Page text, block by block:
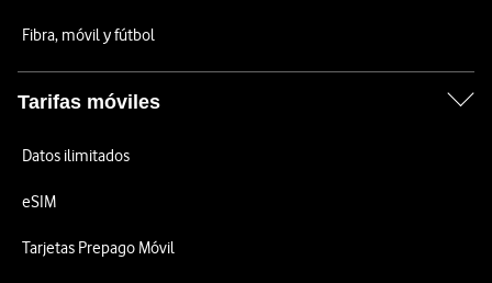
Fibra, móvil y fútbol
Tarifas móviles
Datos ilimitados
eSIM
Tarjetas Prepago Móvil